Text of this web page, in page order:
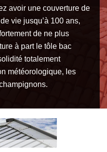
avoir une couverture de
vie jusqu’à 100 ans,
de ne plus
à part le tôle bac
totalement
météorologique, les